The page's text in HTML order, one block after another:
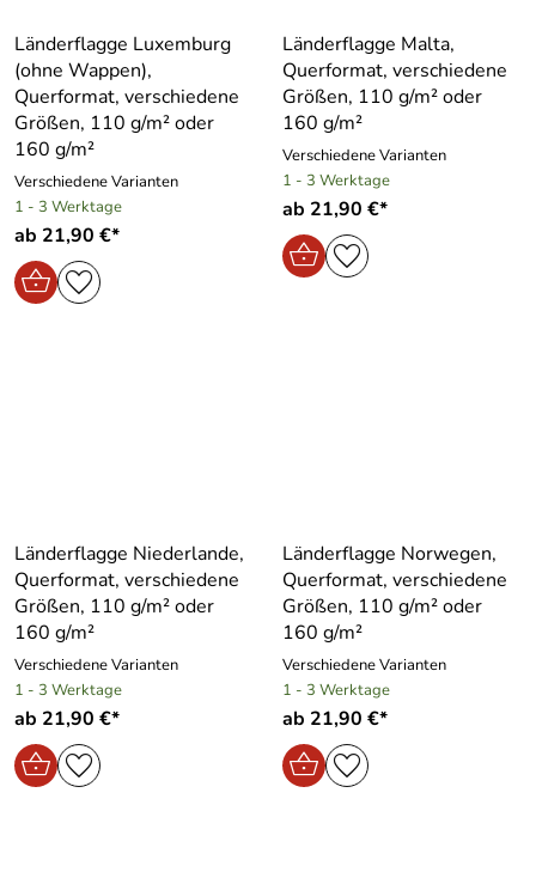
Länderflagge Luxemburg
(ohne Wappen),
Querformat, verschiedene
Größen, 110 g/m² oder
160 g/m²
Verschiedene Varianten
1 - 3 Werktage
ab 21,90 €*
Länderflagge Malta,
Querformat, verschiedene
Größen, 110 g/m² oder
160 g/m²
Verschiedene Varianten
1 - 3 Werktage
ab 21,90 €*
Länderflagge Niederlande,
Querformat, verschiedene
Größen, 110 g/m² oder
160 g/m²
Verschiedene Varianten
1 - 3 Werktage
ab 21,90 €*
Länderflagge Norwegen,
Querformat, verschiedene
Größen, 110 g/m² oder
160 g/m²
Verschiedene Varianten
1 - 3 Werktage
ab 21,90 €*